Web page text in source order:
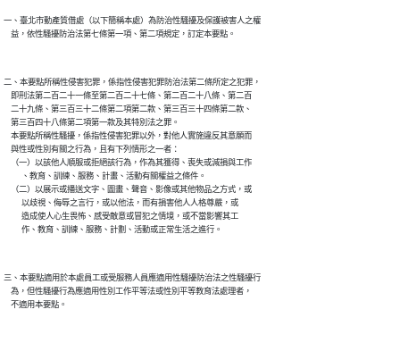
一、臺北市動產質借處（以下簡稱本處）為防治性騷擾及保護被害人之權
二、本要點所稱性侵害犯罪，係指性侵害犯罪防治法第二條所定之犯罪，
    即刑法第二百二十一條至第二百二十七條、第二百二十八條、第二百
    二十九條、第三百三十二條第二項第二款、第三百三十四條第二款、
    第三百四十八條第二項第一款及其特別法之罪。
    本要點所稱性騷擾，係指性侵害犯罪以外，對他人實施違反其意願而
    與性或性別有關之行為，且有下列情形之一者：
    （一）以該他人順服或拒絕該行為，作為其獲得、喪失或減損與工作
          、教育、訓練、服務、計畫、活動有關權益之條件。
    （二）以展示或播送文字、圖畫、聲音、影像或其他物品之方式，或
          以歧視、侮辱之言行，或以他法，而有損害他人人格尊嚴，或
          造成使人心生畏怖、感受敵意或冒犯之情境，或不當影響其工
三、本要點適用於本處員工或受服務人員應適用性騷擾防治法之性騷擾行
    為，但性騷擾行為應適用性別工作平等法或性別平等教育法處理者，